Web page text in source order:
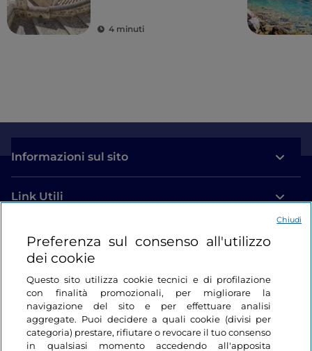
bellezza
4 minuti
Informazioni sul sito
Link Utili
Login
Restiamo in contatto
Preferenza sul consenso all'utilizzo
dei cookie
Questo sito utilizza cookie tecnici e di profilazione
con finalità promozionali, per migliorare la
navigazione del sito e per effettuare analisi
aggregate. Puoi decidere a quali cookie (divisi per
categoria) prestare, rifiutare o revocare il tuo consenso
in qualsiasi momento accedendo all'apposita
Chiudi